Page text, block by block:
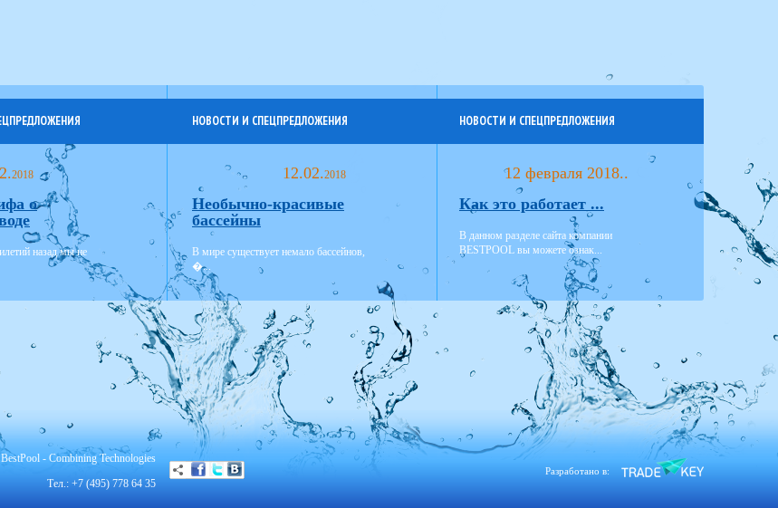
2018
о
назад мы не
НОВОСТИ И СПЕЦПРЕДЛОЖЕНИЯ
12.02.2018
Необычно-красивые
бассейны
В мире существует немало бассейнов,
�...
НОВОСТИ И СПЕЦПРЕДЛОЖЕНИЯ
12 февраля 2018..
Как это работает ...
В данном разделе сайта компании
BESTPOOL вы можете ознак...
- Combining Technologies
Тел.: +7 (495) 778 64 35
Разработано в: